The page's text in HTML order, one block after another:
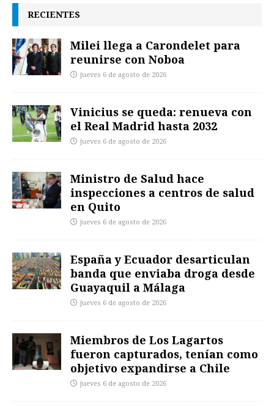
RECIENTES
Milei llega a Carondelet para
reunirse con Noboa
jueves 6 de agosto de 2026
Vinicius se queda: renueva con
el Real Madrid hasta 2032
jueves 6 de agosto de 2026
Ministro de Salud hace
inspecciones a centros de salud
en Quito
jueves 6 de agosto de 2026
España y Ecuador desarticulan
banda que enviaba droga desde
Guayaquil a Málaga
jueves 6 de agosto de 2026
Miembros de Los Lagartos
fueron capturados, tenían como
objetivo expandirse a Chile
jueves 6 de agosto de 2026